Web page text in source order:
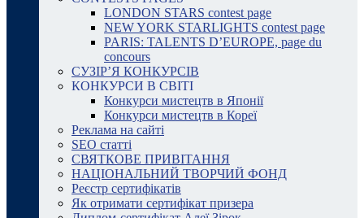
LONDON STARS contest page
NEW YORK STARLIGHTS contest page
PARIS: TALENTS D’EUROPE, page du
concours
СУЗІР’Я КОНКУРСІВ
КОНКУРСИ В СВІТІ
Конкурси мистецтв в Японії
Конкурси мистецтв в Кореї
Реклама на сайті
SEO статті
СВЯТКОВЕ ПРИВІТАННЯ
НАЦІОНАЛЬНИЙ ТВОРЧИЙ ФОНД
Реєстр сертифікатів
Як отримати сертифікат призера